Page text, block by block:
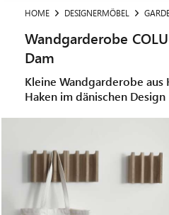
HOME DESIGNERMÖBEL
Wandgarderobe
Dam
Kleine Wandgarderobe aus
Haken im dänischen Design